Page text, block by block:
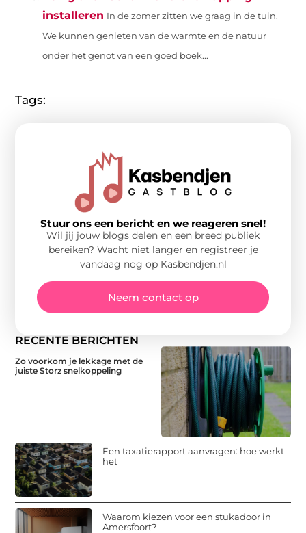
installeren In de zomer zitten we graag in de tuin.
We kunnen genieten van de warmte en de natuur
onder het genot van een goed boek...
Tags:
RECENTE BERICHTEN
Zo voorkom je lekkage met de
juiste Storz snelkoppeling
Een taxatierapport aanvragen: hoe werkt
het
Waarom kiezen voor een stukadoor in
Amersfoort?
Stuur ons een bericht en we reageren snel!
Wil jij jouw blogs delen en een breed publiek
bereiken? Wacht niet langer en registreer je
vandaag nog op Kasbendjen.nl
Neem contact op